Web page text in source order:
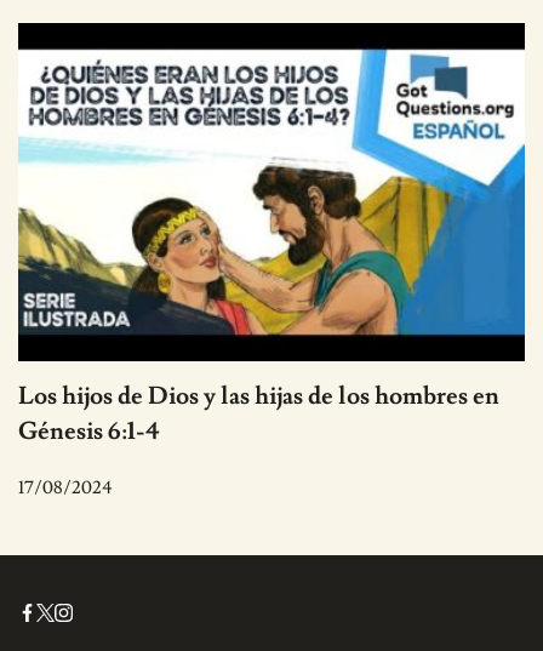
Los hijos de Dios y las hijas de los hombres en
Génesis 6:1-4
17/08/2024